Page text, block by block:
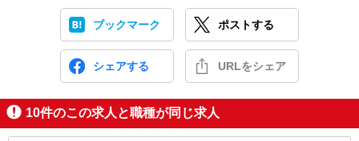
ブックマーク ポストする
シェアする URLをシェア
10件のこの求人と職種が同じ求人